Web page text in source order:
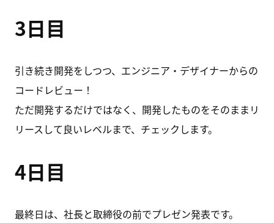
3日目
引き続き開発をしつつ、エンジニア・デザイナーからの
コードレビュー！
ただ開発するだけではなく、開発したものをそのままリ
リースして良いレベルまで、チェックします。
4日目
最終日は、社長と取締役の前でプレゼン発表です。